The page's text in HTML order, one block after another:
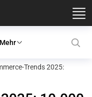
Mehr
Trends 2025: